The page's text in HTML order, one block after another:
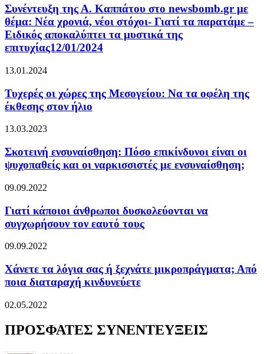
Συνέντευξη της Α. Καππάτου στο newsbomb.gr με
θέμα: Νέα χρονιά, νέοι στόχοι- Γιατί τα παρατάμε –
Ειδικός αποκαλύπτει τα μυστικά της
επιτυχίας12/01/2024
13.01.2024
Τυχερές οι χώρες της Μεσογείου: Να τα οφέλη της
έκθεσης στον ήλιο
13.03.2023
Σκοτεινή ενσυναίσθηση: Πόσο επικίνδυνοι είναι οι
ψυχοπαθείς και οι ναρκισσιστές με ενσυναίσθηση;
09.09.2022
Γιατί κάποιοι άνθρωποι δυσκολεύονται να
συγχωρήσουν τον εαυτό τους
09.09.2022
Χάνετε τα λόγια σας ή ξεχνάτε μικροπράγματα; Από
ποια διαταραχή κινδυνεύετε
02.05.2022
ΠΡΟΣΦΑΤΕΣ ΣΥΝΕΝΤΕΥΞΕΙΣ